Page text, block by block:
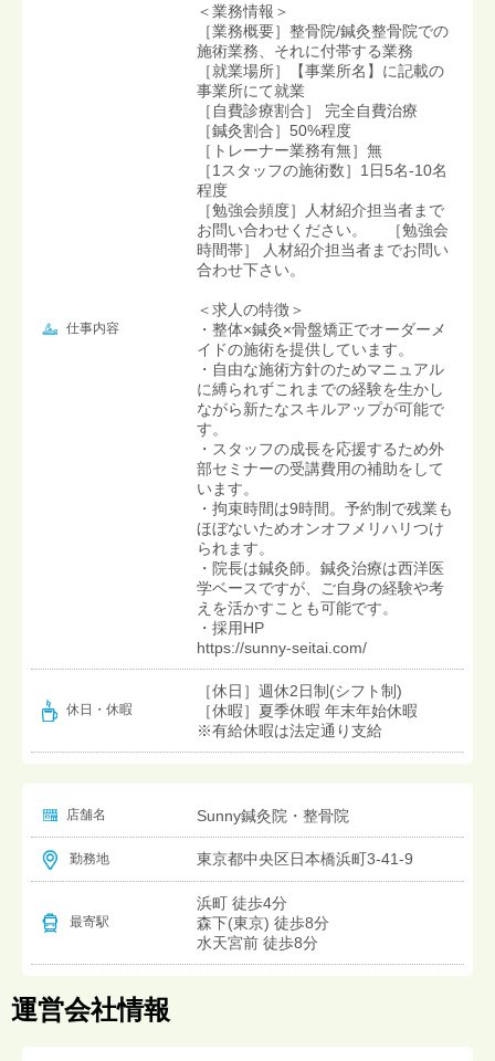
仕事内容
＜業務情報＞
［業務概要］整骨院/鍼灸整骨院での
施術業務、それに付帯する業務
［就業場所］【事業所名】に記載の
事業所にて就業
［自費診療割合］ 完全自費治療
［鍼灸割合］50%程度
［トレーナー業務有無］無
［1スタッフの施術数］1日5名-10名
程度
［勉強会頻度］人材紹介担当者まで
お問い合わせください。 ［勉強会
時間帯］ 人材紹介担当者までお問い
合わせ下さい。
＜求人の特徴＞
・整体×鍼灸×骨盤矯正でオーダーメ
イドの施術を提供しています。
・自由な施術方針のためマニュアル
に縛られずこれまでの経験を生かし
ながら新たなスキルアップが可能で
す。
・スタッフの成長を応援するため外
部セミナーの受講費用の補助をして
います。
・拘束時間は9時間。予約制で残業も
ほぼないためオンオフメリハリつけ
られます。
・院長は鍼灸師。鍼灸治療は西洋医
学ベースですが、ご自身の経験や考
えを活かすことも可能です。
・採用HP
https://sunny-seitai.com/
休日・休暇
［休日］週休2日制(シフト制)
［休暇］夏季休暇 年末年始休暇
※有給休暇は法定通り支給
店舗名 Sunny鍼灸院・整骨院
勤務地 東京都中央区日本橋浜町3-41-9
最寄駅
浜町 徒歩4分
森下(東京) 徒歩8分
水天宮前 徒歩8分
運営会社情報